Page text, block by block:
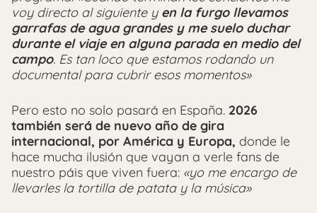
voy directo al siguiente y en la furgo llevamos
garrafas de agua grandes y me suelo duchar
durante el viaje en alguna parada en medio del
campo. Es tan loco que estamos rodando un
documental para cubrir esos momentos»
Pero esto no solo pasará en España. 2026
también será de nuevo año de gira
internacional, por América y Europa, donde le
hace mucha ilusión que vayan a verle fans de
nuestro páis que viven fuera: «yo me encargo de
llevarles la tortilla de patata y la música»